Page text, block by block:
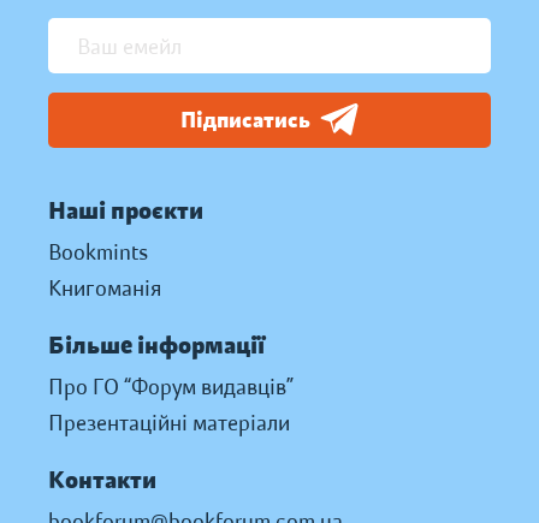
Підписатись
Наші проєкти
Bookmints
Книгоманія
Більше інформації
Про ГО “Форум видавців”
Презентаційні матеріали
Контакти